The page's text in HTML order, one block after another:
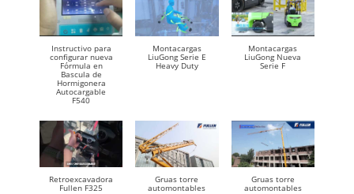
Instructivo para
configurar nueva
Fórmula en
Bascula de
Hormigonera
Autocargable
F540
Montacargas
LiuGong Serie E
Heavy Duty
Montacargas
LiuGong Nueva
Serie F
Retroexcavadora
Fullen F325
Gruas torre
automontables
Gruas torre
automontables